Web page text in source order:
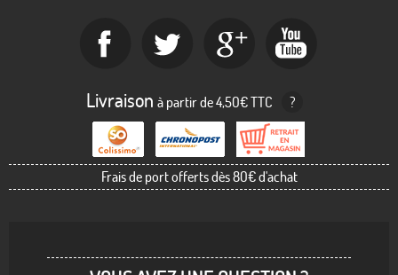
Livraison à partir de 4,50€ TTC ?
Frais de port offerts dès 80€ d'achat